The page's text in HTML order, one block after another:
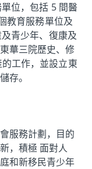
位，包括 5 間醫
教育服務單位及
青少年、復康及
華三院歷史、修
工作，並設立東
存。
服務計劃，目的
，積極 面對人
和新移民青少年